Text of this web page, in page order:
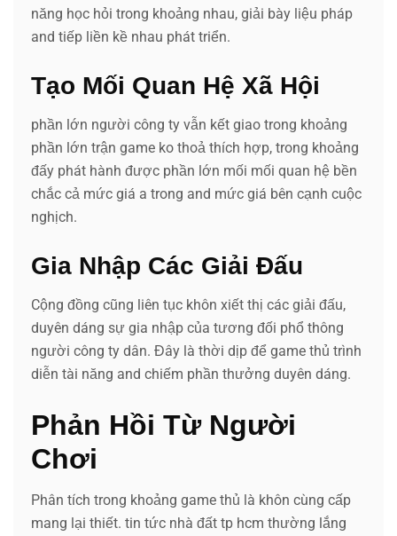
năng học hỏi trong khoảng nhau, giải bày liệu pháp
and tiếp liền kề nhau phát triển.
Tạo Mối Quan Hệ Xã Hội
phần lớn người công ty vẫn kết giao trong khoảng
phần lớn trận game ko thoả thích hợp, trong khoảng
đấy phát hành được phần lớn mối mối quan hệ bền
chắc cả mức giá a trong and mức giá bên cạnh cuộc
nghịch.
Gia Nhập Các Giải Đấu
Cộng đồng cũng liên tục khôn xiết thị các giải đấu,
duyên dáng sự gia nhập của tương đối phổ thông
người công ty dân. Đây là thời dịp để game thủ trình
diễn tài năng and chiếm phần thưởng duyên dáng.
Phản Hồi Từ Người
Chơi
Phân tích trong khoảng game thủ là khôn cùng cấp
mang lại thiết. tin tức nhà đất tp hcm thường lắng